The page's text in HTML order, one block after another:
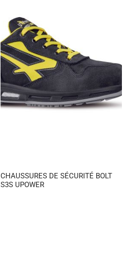
CHAUSSURES DE SÉCURITÉ BOLT
S3S UPOWER